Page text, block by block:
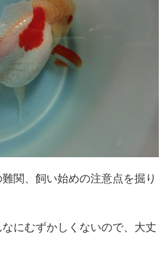
関、飼い始めの注意点を掘り
にむずかしくないので、大丈